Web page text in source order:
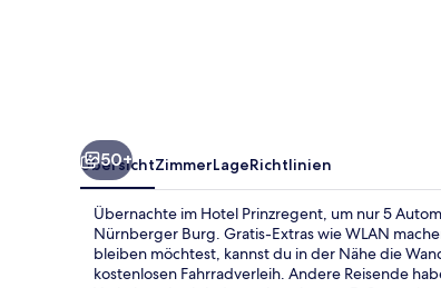
50+
ÜbersichtZimmerLageRichtlinien
Übernachte im Hotel Prinzregent, um nur 5
Nürnberger Burg. Gratis-Extras wie WLAN
bleiben möchtest, kannst du in der Nähe die
kostenlosen Fahrradverleih. Andere Reisende